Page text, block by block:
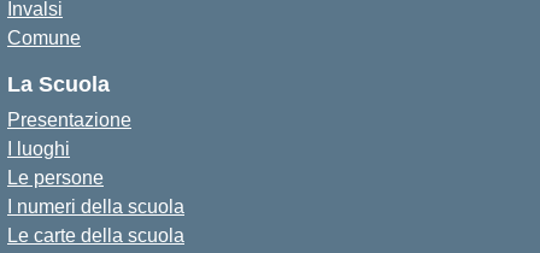
Invalsi
Comune
La Scuola
Presentazione
I luoghi
Le persone
I numeri della scuola
Le carte della scuola